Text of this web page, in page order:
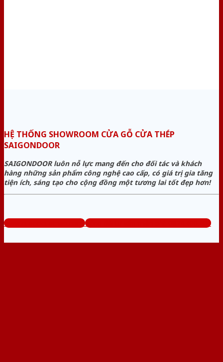
HỆ THỐNG SHOWROOM CỬA GỖ CỬA THÉP
SAIGONDOOR
SAIGONDOOR luôn nỗ lực mang đến cho đối tác và khách
hàng những sản phẩm công nghệ cao cấp, có giá trị gia tăng
tiện ích, sáng tạo cho cộng đồng một tương lai tốt đẹp hơn!
www.cuagocuathep.com Tổng đài tư vấn miễn phí: 0824.400.400